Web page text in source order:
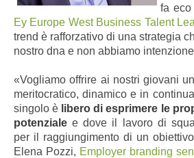
fa eco
Ey Europe West Business Talent
trend è rafforzativo di una strategia
nostro dna e non abbiamo
«Vogliamo offrire ai nostri giovani
meritocratico, dinamico e in
singolo è libero di esprimere le
potenziale e dove il lavoro di
per il raggiungimento di un
Elena Pozzi, Employer branding